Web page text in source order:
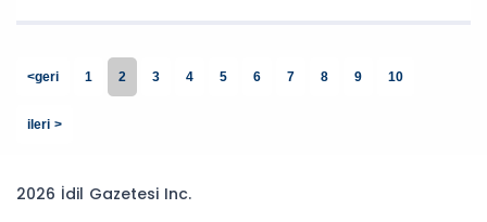
<geri 1 2 3 4 5 6 7 8 9 10
ileri >
2026 İdil Gazetesi Inc.